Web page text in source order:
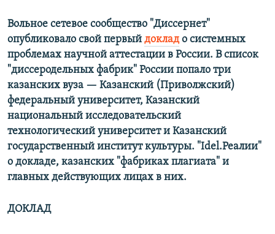
Все сайты РСЕ/РС
Вольное сетевое сообщество "Диссернет"
опубликовало свой первый докладо системных
проблемах научной аттестации в России. В список
"диссеродельных фабрик" России попало три
казанских вуза — Казанский (Приволжский)
федеральный университет, Казанский
национальный исследовательский
технологический университет и Казанский
государственный институт культуры. "Idel.Реалии"
о докладе, казанских "фабриках плагиата" и
главных действующих лицах в них.
ДОКЛАД